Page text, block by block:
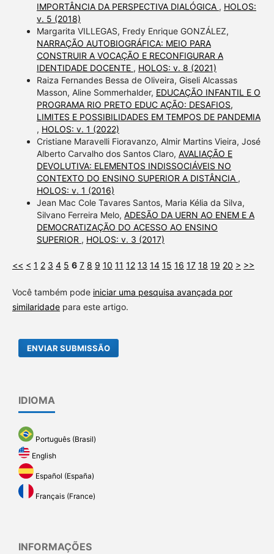
IMPORTÂNCIA DA PERSPECTIVA DIALÓGICA , HOLOS:
v. 5 (2018)
Margarita VILLEGAS, Fredy Enrique GONZÁLEZ,
NARRAÇÃO AUTOBIOGRÁFICA: MEIO PARA
CONSTRUIR A VOCAÇÃO E RECONFIGURAR A
IDENTIDADE DOCENTE , HOLOS: v. 8 (2021)
Raiza Fernandes Bessa de Oliveira, Giseli Alcassas
Masson, Aline Sommerhalder, EDUCAÇÃO INFANTIL E O
PROGRAMA RIO PRETO EDUC AÇÃO: DESAFIOS,
LIMITES E POSSIBILIDADES EM TEMPOS DE PANDEMIA
, HOLOS: v. 1 (2022)
Cristiane Maravelli Fioravanzo, Almir Martins Vieira, José
Alberto Carvalho dos Santos Claro, AVALIAÇÃO E
DEVOLUTIVA: ELEMENTOS INDISSOCIÁVEIS NO
CONTEXTO DO ENSINO SUPERIOR A DISTÂNCIA ,
HOLOS: v. 1 (2016)
Jean Mac Cole Tavares Santos, Maria Kélia da Silva,
Silvano Ferreira Melo, ADESÃO DA UERN AO ENEM E A
DEMOCRATIZAÇÃO DO ACESSO AO ENSINO
SUPERIOR , HOLOS: v. 3 (2017)
<< < 1 2 3 4 5 6 7 8 9 10 11 12 13 14 15 16 17 18 19 20 > >>
Você também pode iniciar uma pesquisa avançada por
similaridadepara este artigo.
ENVIAR SUBMISSÃO
IDIOMA
Português (Brasil)
English
Español (España)
Français (France)
INFORMAÇÕES